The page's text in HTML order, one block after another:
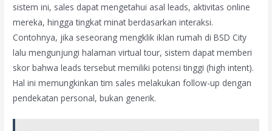
sistem ini, sales dapat mengetahui asal leads, aktivitas online
mereka, hingga tingkat minat berdasarkan interaksi.
Contohnya, jika seseorang mengklik iklan rumah di BSD City
lalu mengunjungi halaman virtual tour, sistem dapat memberi
skor bahwa leads tersebut memiliki potensi tinggi (high intent).
Hal ini memungkinkan tim sales melakukan follow-up dengan
pendekatan personal, bukan generik.